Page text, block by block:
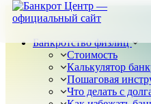
Банкротство физлиц
Стоимость
Калькулятор
Пошаговая
Что делать с